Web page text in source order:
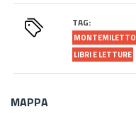
TAG:
MONTEMILETTO
LIBRI E LETTURE
MAPPA